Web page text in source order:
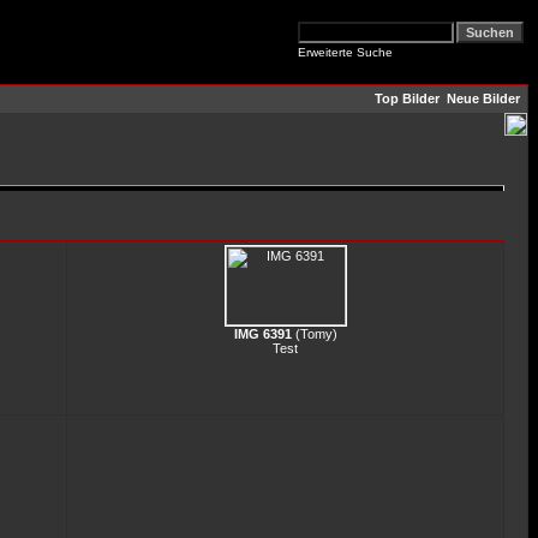
Erweiterte Suche
Top Bilder Neue Bilder
IMG 6391 (Tomy)
Test